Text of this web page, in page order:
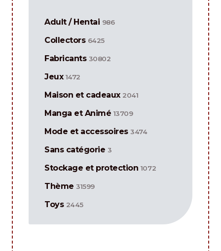
Adult / Hentai 986
Collectors 6425
Fabricants 30802
Jeux 1472
Maison et cadeaux 2041
Manga et Animé 13709
Mode et accessoires 3474
Sans catégorie 3
Stockage et protection 1072
Thème 31599
Toys 2445